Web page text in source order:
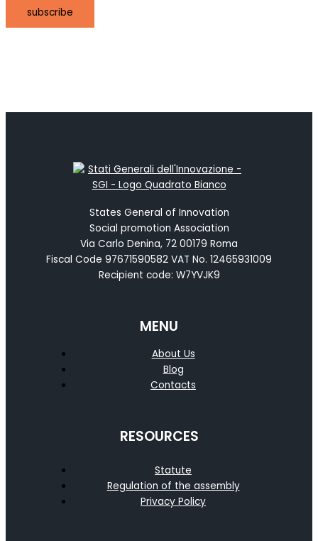
subscribe
States General of Innovation
Social promotion Association
Via Carlo Denina, 72 00179 Roma
Fiscal Code 97671590582 VAT No. 12465931009
Recipient code: W7YVJK9
MENU
About Us
Blog
Contacts
RESOURCES
Statute
Regulation of the assembly
Privacy Policy